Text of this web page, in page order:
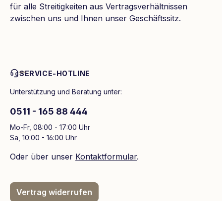
für alle Streitigkeiten aus Vertragsverhältnissen
zwischen uns und Ihnen unser Geschäftssitz.
SERVICE-HOTLINE
Unterstützung und Beratung unter:
0511 - 165 88 444
Mo-Fr, 08:00 - 17:00 Uhr
Sa, 10:00 - 16:00 Uhr
Oder über unser Kontaktformular.
Vertrag widerrufen